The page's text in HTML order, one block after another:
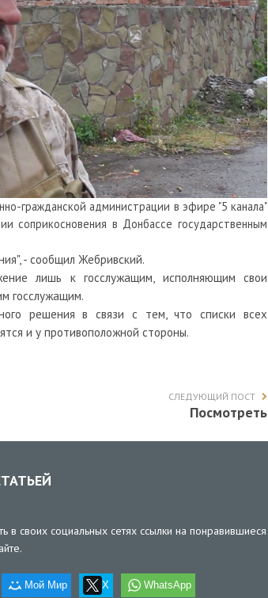
гражданской администрации в эфире "5 канала"
соприкосновения в Донбассе государственным
- сообщил Жебривский.
лишь к госслужащим, исполняющим свои
госслужащим.
решения в связи с тем, что списки всех
и у противоположной стороны.
СЛЕДУЮЩИЙ ПОСТ
Посмотреть
своих социальных сетях ссылки на понравившиеся
Мой Мир X WhatsApp